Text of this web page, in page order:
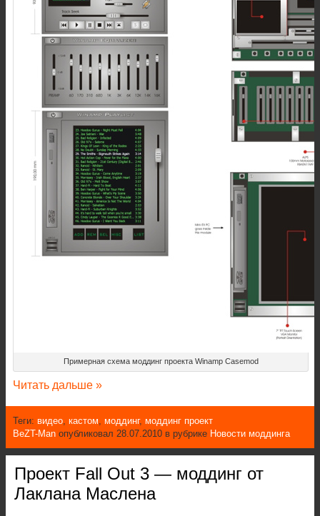
Примерная схема моддинг проекта Winamp Casemod
Читать дальше »
Теги: видео кастом моддинг, моддинг проект
BeZT-Man опубликовал 28.07.2010 в рубрике Новости моддинга
Проект Fall Out 3 — моддинг от
Лаклана Маслена